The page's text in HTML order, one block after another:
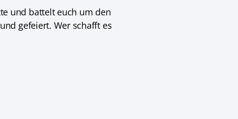
und battelt euch um den
gefeiert. Wer schafft es